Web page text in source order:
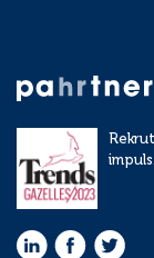
impuls.